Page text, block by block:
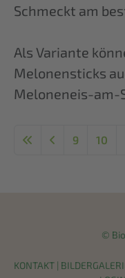
Schmeckt am
Als Variante
Melonensticks
Meloneneis-am-
9 10
©
KONTAKT|